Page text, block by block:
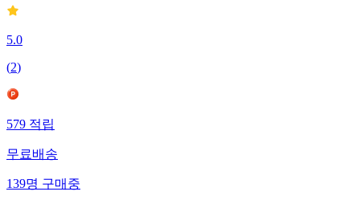
5.0
(2)
579적립
무료배송
139명구매중